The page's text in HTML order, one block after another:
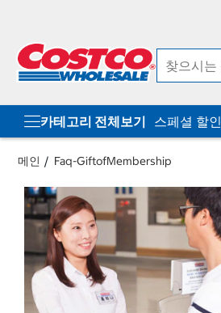
카테고리 전체보기 스페셜 할인
메인 Faq-GiftofMembership